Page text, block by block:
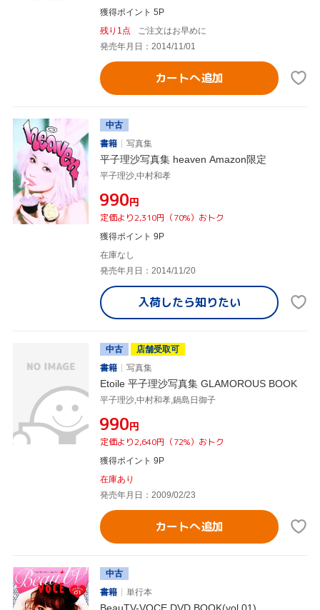
獲得ポイント 5P
残り1点
ご注文はお早めに
発売年月日：2014/11/01
カートへ追加
中古
書籍
写真集
平子理沙写真集 heaven Amazon限定
平子理沙,中村和孝
¥990円
定価より2,310円（70%）おトク
獲得ポイント 9P
在庫なし
発売年月日：2014/11/20
入荷したら知りたい
中古
店舗受取可
書籍
写真集
Etoile 平子理沙写真集 GLAMOROUS BOOK
平子理沙,中村和孝,鍋島日御子
¥990円
定価より2,640円（72%）おトク
獲得ポイント 9P
在庫あり
発売年月日：2009/02/23
カートへ追加
中古
書籍
単行本
BeauTV-VOCE DVD BOOK(vol.01)